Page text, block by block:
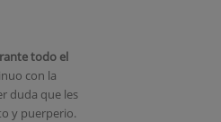
todo el
con la
duda que les
y puerperio.